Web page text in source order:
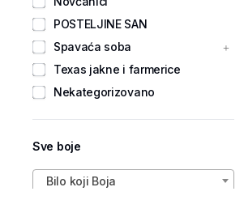
POSTELJINE SAN
Spavaća soba
Texas jakne i farmerice
Nekategorizovano
Sve boje
Bilo koji Boja